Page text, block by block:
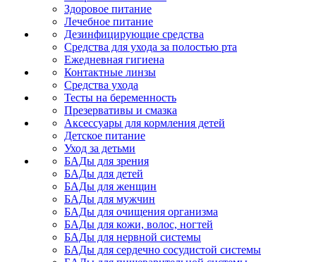
Здоровое питание
Лечебное питание
Дезинфицирующие средства
Средства для ухода за полостью рта
Ежедневная гигиена
Контактные линзы
Средства ухода
Тесты на беременность
Презервативы и смазка
Аксессуары для кормления детей
Детское питание
Уход за детьми
БАДы для зрения
БАДы для детей
БАДы для женщин
БАДы для мужчин
БАДы для очищения организма
БАДы для кожи, волос, ногтей
БАДы для нервной системы
БАДы для сердечно сосудистой системы